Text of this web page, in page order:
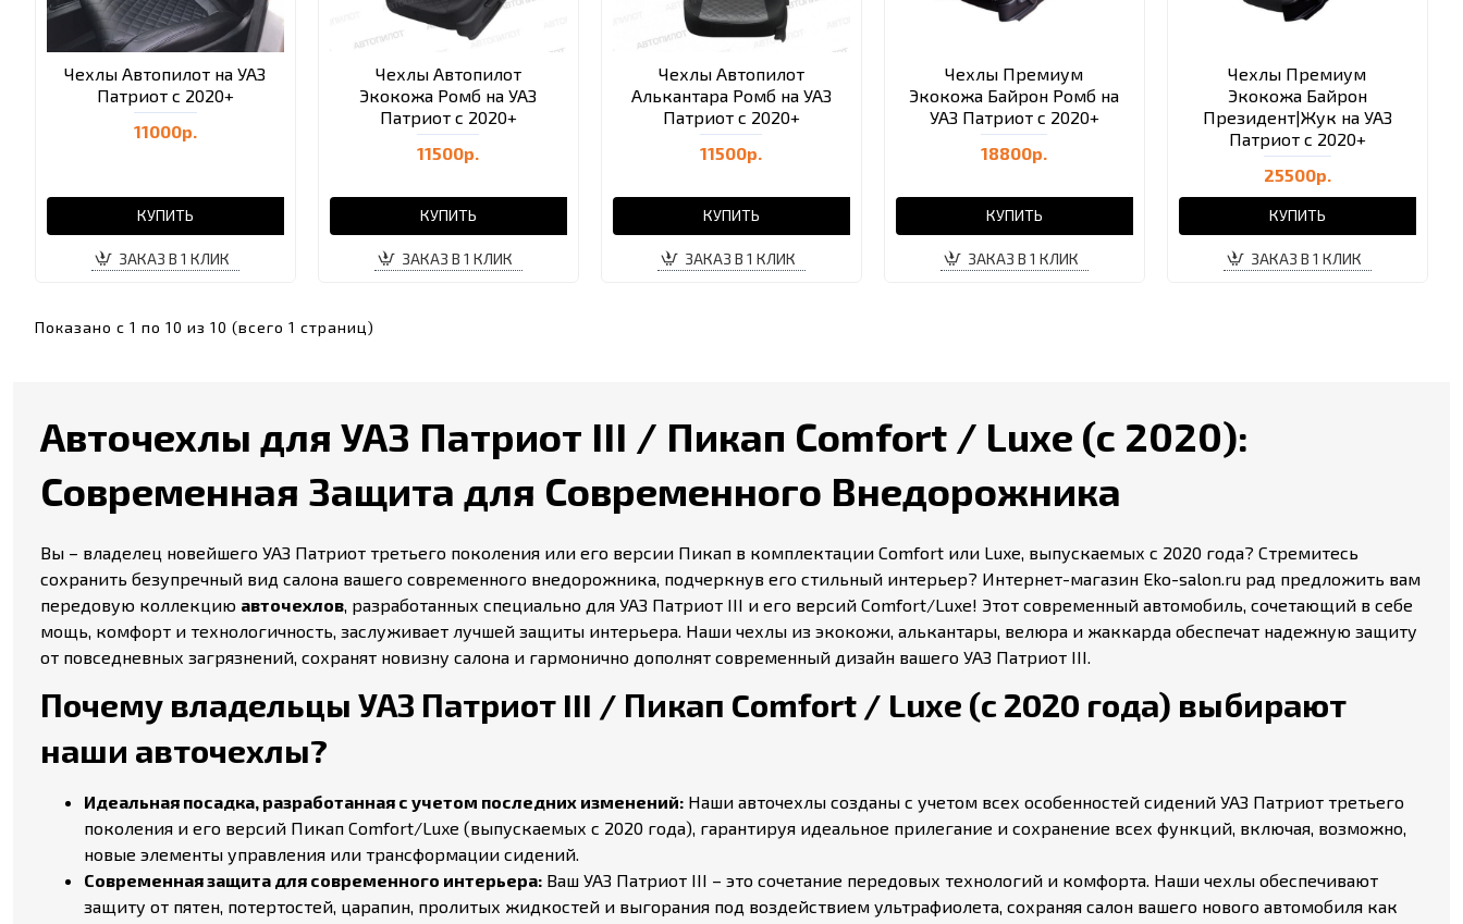
Чехлы Автопилот на УАЗ
Патриот с 2020+
11000р.
КУПИТЬ
ЗАКАЗ В 1 КЛИК
Чехлы Автопилот
Экокожа Ромб на УАЗ
Патриот с 2020+
11500р.
КУПИТЬ
ЗАКАЗ В 1 КЛИК
Чехлы Автопилот
Алькантара Ромб на УАЗ
Патриот с 2020+
11500р.
КУПИТЬ
ЗАКАЗ В 1 КЛИК
Чехлы Премиум
Экокожа Байрон Ромб на
УАЗ Патриот с 2020+
18800р.
КУПИТЬ
ЗАКАЗ В 1 КЛИК
Чехлы Премиум
Экокожа Байрон
Президент|Жук на УАЗ
Патриот с 2020+
25500р.
КУПИТЬ
ЗАКАЗ В 1 КЛИК
Показано с 1 по 10 из 10 (всего 1 страниц)
Авточехлы для УАЗ Патриот III / Пикап Comfort / Luxe (с 2020):
Современная Защита для Современного Внедорожника
Вы – владелец новейшего УАЗ Патриот третьего поколения или его версии Пикап в комплектации Comfort или Luxe, выпускаемых с 2020 года? Стремитесь
сохранить безупречный вид салона вашего современного внедорожника, подчеркнув его стильный интерьер? Интернет-магазин Eko-salon.ru рад предложить вам
передовую коллекцию авточехлов, разработанных специально для УАЗ Патриот III и его версий Comfort/Luxe! Этот современный автомобиль, сочетающий в себе
мощь, комфорт и технологичность, заслуживает лучшей защиты интерьера. Наши чехлы из экокожи, алькантары, велюра и жаккарда обеспечат надежную защиту
от повседневных загрязнений, сохранят новизну салона и гармонично дополнят современный дизайн вашего УАЗ Патриот III.
Почему владельцы УАЗ Патриот III / Пикап Comfort / Luxe (с 2020 года) выбирают
наши авточехлы?
Идеальная посадка, разработанная с учетом последних изменений: Наши авточехлы созданы с учетом всех особенностей сидений УАЗ Патриот третьего
поколения и его версий Пикап Comfort/Luxe (выпускаемых с 2020 года), гарантируя идеальное прилегание и сохранение всех функций, включая, возможно,
новые элементы управления или трансформации сидений.
Современная защита для современного интерьера: Ваш УАЗ Патриот III – это сочетание передовых технологий и комфорта. Наши чехлы обеспечивают
защиту от пятен, потертостей, царапин, пролитых жидкостей и выгорания под воздействием ультрафиолета, сохраняя салон вашего нового автомобиля как